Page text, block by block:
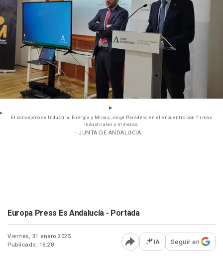
El consejero de Industria, Energía y Minas, Jorge Paradela, en el encuentro con firmas
industriales y mineras.
- JUNTA DE ANDALUCIA
Europa Press Es Andalucía - Portada
Viernes, 31 enero 2025
Publicado: 16:28
Abrir opciones para
IA Seguir en